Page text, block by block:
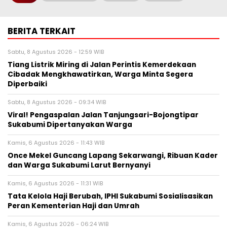
BERITA TERKAIT
Sabtu, 8 Agustus 2026 - 12:59 WIB
Tiang Listrik Miring di Jalan Perintis Kemerdekaan
Cibadak Mengkhawatirkan, Warga Minta Segera
Diperbaiki
Sabtu, 8 Agustus 2026 - 09:34 WIB
Viral! Pengaspalan Jalan Tanjungsari-Bojongtipar
Sukabumi Dipertanyakan Warga
Kamis, 6 Agustus 2026 - 11:43 WIB
Once Mekel Guncang Lapang Sekarwangi, Ribuan Kader
dan Warga Sukabumi Larut Bernyanyi
Kamis, 6 Agustus 2026 - 11:31 WIB
Tata Kelola Haji Berubah, IPHI Sukabumi Sosialisasikan
Peran Kementerian Haji dan Umrah
Kamis, 6 Agustus 2026 - 06:24 WIB